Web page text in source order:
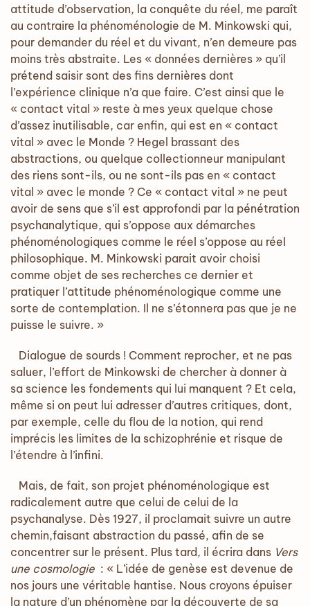
attitude d’observation, la conquête du réel, me paraît
au contraire la phénoménologie de M. Minkowski qui,
pour demander du réel et du vivant, n’en demeure pas
moins très abstraite. Les « données dernières » qu’il
prétend saisir sont des fins dernières dont
l’expérience clinique n’a que faire. C’est ainsi que le
« contact vital » reste à mes yeux quelque chose
d’assez inutilisable, car enfin, qui est en « contact
vital » avec le Monde ? Hegel brassant des
abstractions, ou quelque collectionneur manipulant
des riens sont-ils, ou ne sont-ils pas en « contact
vital » avec le monde ? Ce « contact vital » ne peut
avoir de sens que s’il est approfondi par la pénétration
psychanalytique, qui s’oppose aux démarches
phénoménologiques comme le réel s’oppose au réel
philosophique. M. Minkowski parait avoir choisi
comme objet de ses recherches ce dernier et
pratiquer l’attitude phénoménologique comme une
sorte de contemplation. Il ne s’étonnera pas que je ne
puisse le suivre. »
Dialogue de sourds ! Comment reprocher, et ne pas
saluer, l’effort de Minkowski de chercher à donner à
sa science les fondements qui lui manquent ? Et cela,
même si on peut lui adresser d’autres critiques, dont,
par exemple, celle du flou de la notion, qui rend
imprécis les limites de la schizophrénie et risque de
l’étendre à l’infini.
Mais, de fait, son projet phénoménologique est
radicalement autre que celui de celui de la
psychanalyse. Dès 1927, il proclamait suivre un autre
chemin,faisant abstraction du passé, afin de se
concentrer sur le présent. Plus tard, il écrira dans Vers
une cosmologie : « L’idée de genèse est devenue de
nos jours une véritable hantise. Nous croyons épuiser
la nature d’un phénomène par la découverte de sa